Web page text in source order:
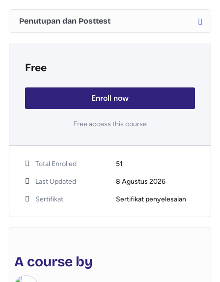
Penutupan dan Posttest
Free
Enroll now
Free access this course
Total Enrolled 51
Last Updated 8 Agustus 2026
Sertifikat Sertifikat penyelesaian
A course by